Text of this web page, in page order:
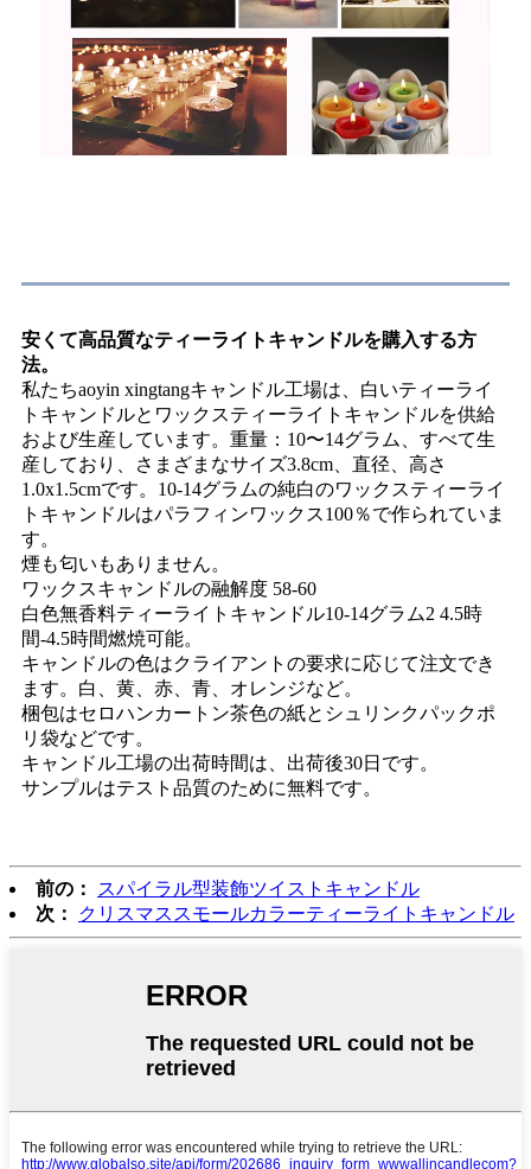
安くて高品質なティーライトキャンドルを購入する方
法。
私たちaoyin xingtangキャンドル工場は、白いティーライ
トキャンドルとワックスティーライトキャンドルを供給
および生産しています。重量：10〜14グラム、すべて生
産しており、さまざまなサイズ3.8cm、直径、高さ
1.0x1.5cmです。10-14グラムの純白のワックスティーライ
トキャンドルはパラフィンワックス100％で作られていま
す。
煙も匂いもありません。
ワックスキャンドルの融解度 58-60
白色無香料ティーライトキャンドル10-14グラム2 4.5時
間-4.5時間燃焼可能。
キャンドルの色はクライアントの要求に応じて注文でき
ます。白、黄、赤、青、オレンジなど。
梱包はセロハンカートン茶色の紙とシュリンクパックポ
リ袋などです。
キャンドル工場の出荷時間は、出荷後30日です。
サンプルはテスト品質のために無料です。
前の：
スパイラル型装飾ツイストキャンドル
次：
クリスマススモールカラーティーライトキャンドル